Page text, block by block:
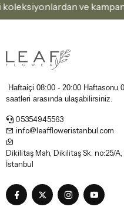
ve kampanyalardan
Haftaiçi 08:00 - 20:00 Haftasonu
saatleri arasında ulaşabilirsiniz.
05354945563
info@leaffloweristanbul.com
Dikilitaş Mah, Dikilitaş Sk. no:25/
İstanbul